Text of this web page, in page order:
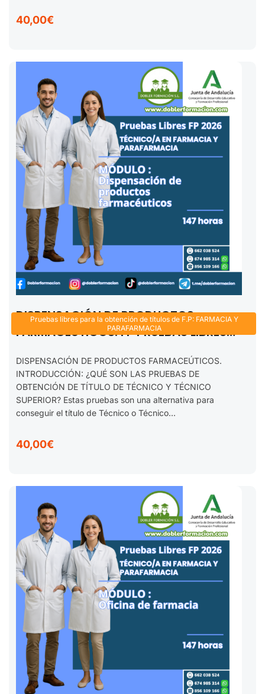
40,00€
Pruebas libres para la obtención de títulos de F.P: FARMACIA Y
PARAFARMACIA
DISPENSACIÓN DE PRODUCTOS
FARMACEÚTICOS. FP PRUEBAS LIBRES
PARAFARMACIA. 2025-2026
DISPENSACIÓN DE PRODUCTOS FARMACEÚTICOS.
INTRODUCCIÓN: ¿QUÉ SON LAS PRUEBAS DE
OBTENCIÓN DE TÍTULO DE TÉCNICO Y TÉCNICO
SUPERIOR? Estas pruebas son una alternativa para
conseguir el título de Técnico o Técnico...
40,00€